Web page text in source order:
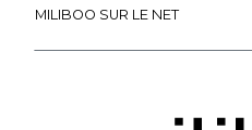
MILIBOO SUR LE NET